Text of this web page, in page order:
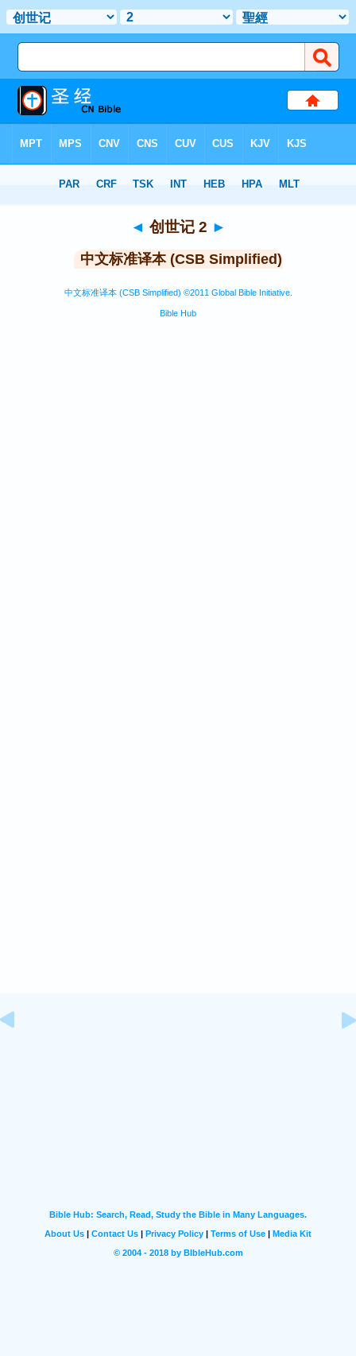
> 创世记 2
◄ 创世记 2 ►
中文标准译本 (CSB Simplified)
中文标准译本 (CSB Simplified) ©2011 Global Bible Initiative.
Bible Hub